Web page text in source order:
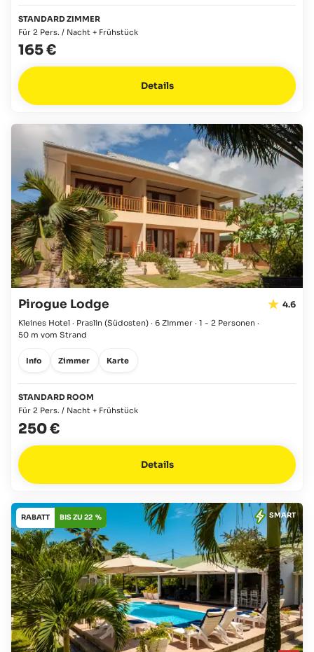
STANDARD ZIMMER
Für 2 Pers. / Nacht + Frühstück
165 €
Details
Pirogue Lodge 4.6
Kleines Hotel · Praslin (Südosten) · 6 Zimmer · 1 - 2 Personen ·
50 m vom Strand
Info Zimmer Karte
STANDARD ROOM
Für 2 Pers. / Nacht + Frühstück
250 €
Details
RABATT BIS ZU 22 % SMART